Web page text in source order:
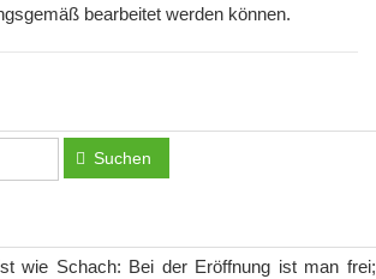
bearbeitet werden können.
Suchen
wie Schach: Bei der Eröffnung ist man frei;